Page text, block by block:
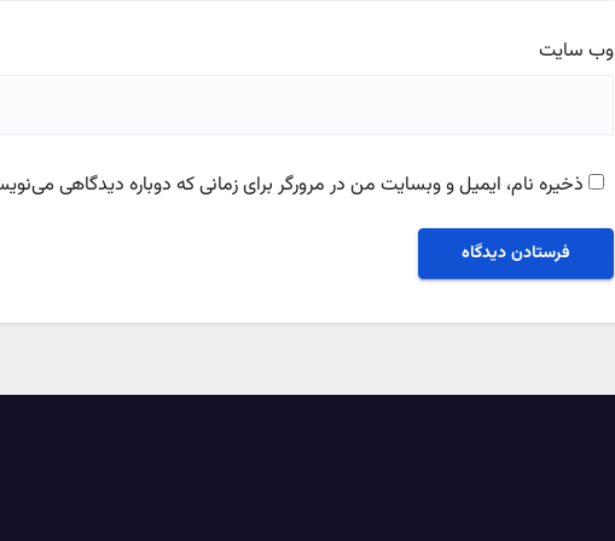
وب‌ سایت
ذخیره نام، ایمیل و وبسایت من در مرورگر برای زمانی که دوباره دیدگاهی